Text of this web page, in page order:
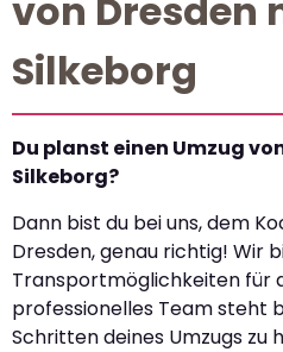
von Dresden
Silkeborg
Du planst einen Umzug
Silkeborg?
Dann bist du bei uns, dem
Dresden, genau richtig! Wir
Transportmöglichkeiten für
professionelles Team steht
Schritten deines Umzugs zu